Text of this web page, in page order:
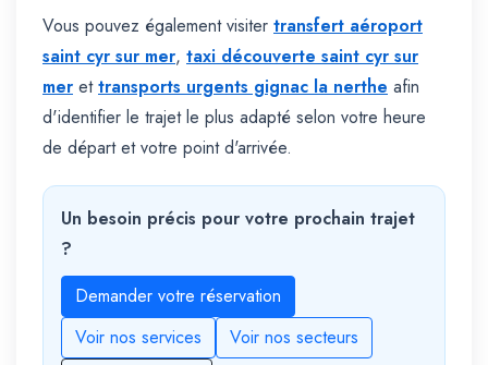
Vous pouvez également visiter transfert aéroport
saint cyr sur mer, taxi découverte saint cyr sur
mer ettransports urgents gignac la nerthe afin
d'identifier le trajet le plus adapté selon votre heure
de départ et votre point d'arrivée.
Un besoin précis pour votre prochain trajet
?
Demander votre réservation
Voir nos services
Voir nos secteurs